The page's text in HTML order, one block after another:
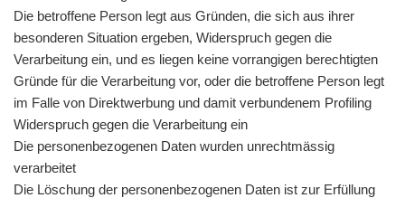
Die betroffene Person legt aus Gründen, die sich aus ihrer
besonderen Situation ergeben, Widerspruch gegen die
Verarbeitung ein, und es liegen keine vorrangigen berechtigten
Gründe für die Verarbeitung vor, oder die betroffene Person legt
im Falle von Direktwerbung und damit verbundenem Profiling
Widerspruch gegen die Verarbeitung ein
Die personenbezogenen Daten wurden unrechtmässig
verarbeitet
Die Löschung der personenbezogenen Daten ist zur Erfüllung